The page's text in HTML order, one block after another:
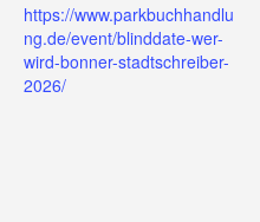
https://www.parkbuchhandlu
ng.de/event/blinddate-wer-
wird-bonner-stadtschreiber-
2026/